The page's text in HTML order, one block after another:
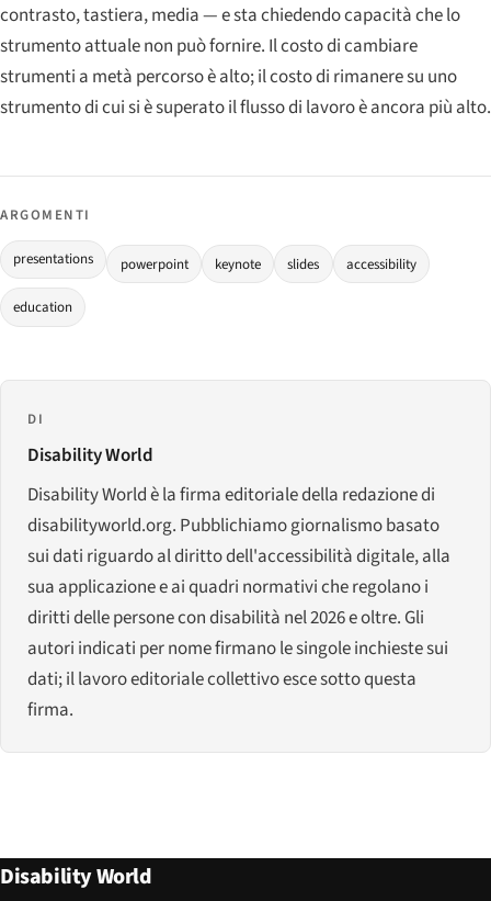
contrasto, tastiera, media — e sta chiedendo capacità che lo
strumento attuale non può fornire. Il costo di cambiare
strumenti a metà percorso è alto; il costo di rimanere su uno
strumento di cui si è superato il flusso di lavoro è ancora più alto.
ARGOMENTI
presentations powerpoint keynote slides accessibility
education
DI
Disability World
Disability World è la firma editoriale della redazione di
disabilityworld.org. Pubblichiamo giornalismo basato
sui dati riguardo al diritto dell'accessibilità digitale, alla
sua applicazione e ai quadri normativi che regolano i
diritti delle persone con disabilità nel 2026 e oltre. Gli
autori indicati per nome firmano le singole inchieste sui
dati; il lavoro editoriale collettivo esce sotto questa
firma.
Disability World